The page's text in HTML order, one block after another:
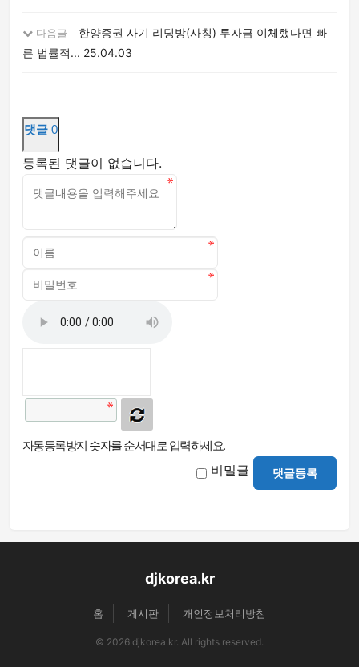
다음글
한양증권 사기 리딩방(사칭) 투자금 이체했다면 빠
른 법률적... 25.04.03
댓글 0
등록된 댓글이 없습니다.
자동등록방지 숫자를 순서대로 입력하세요.
비밀글 댓글등록
djkorea.kr
홈 게시판 개인정보처리방침
© 2026 djkorea.kr. All rights reserved.